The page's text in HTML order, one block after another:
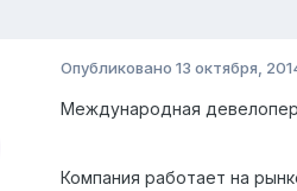
Опубликовано 13 октября,
Международная
Компания работает на